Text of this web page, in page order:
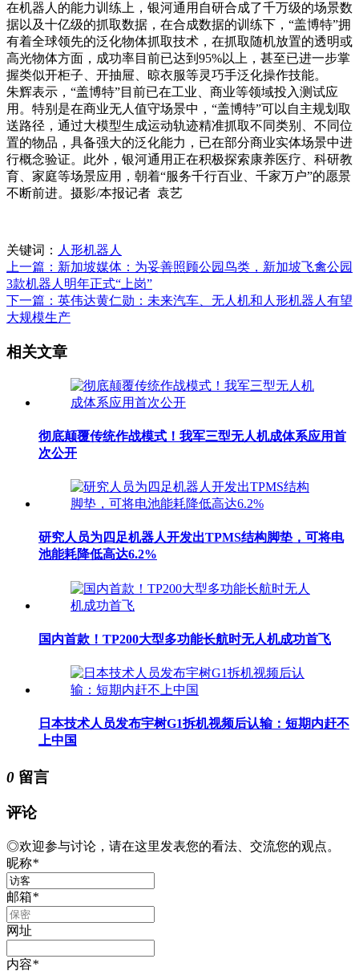
在机器人的能力训练上，银河通用自研合成了千万级的场景数
据以及十亿级的抓取数据，在合成数据的训练下，“盖博特”拥
有着全球领先的泛化物体抓取技术，在抓取随机放置的透明或
高光物体方面，成功率目前已达到95%以上，甚至已进一步掌
握类似开柜子、开抽屉、晾衣服等灵巧手泛化操作技能。
朱辉表示，“盖博特”目前已在工业、商业等领域投入测试应
用。特别是在商业无人值守场景中，“盖博特”可以自主规划取
送路径，通过大模型生成运动轨迹精准抓取不同类别、不同位
置的物品，具备强大的泛化能力，已在部分商业实体场景中进
行概念验证。此外，银河通用正在积极探索康养医疗、科研教
育、家庭等场景应用，朝着“服务千行百业、千家万户”的愿景
不断前进。摄影/本报记者 袁艺
关键词： 人形机器人
上一篇：新加坡媒体：为妥善照顾公园鸟类，新加坡飞禽公园
3款机器人明年正式“上岗”
下一篇：英伟达黄仁勋：未来汽车、无人机和人形机器人有望
大规模生产
相关文章
彻底颠覆传统作战模式！我军三型无人机成体系应用首
次公开
研究人员为四足机器人开发出TPMS结构脚垫，可将电
池能耗降低高达6.2%
国内首款！TP200大型多功能长航时无人机成功首飞
日本技术人员发布宇树G1拆机视频后认输：短期内赶不
上中国
0 留言
评论
◎欢迎参与讨论，请在这里发表您的看法、交流您的观点。
昵称*
邮箱*
网址
内容*